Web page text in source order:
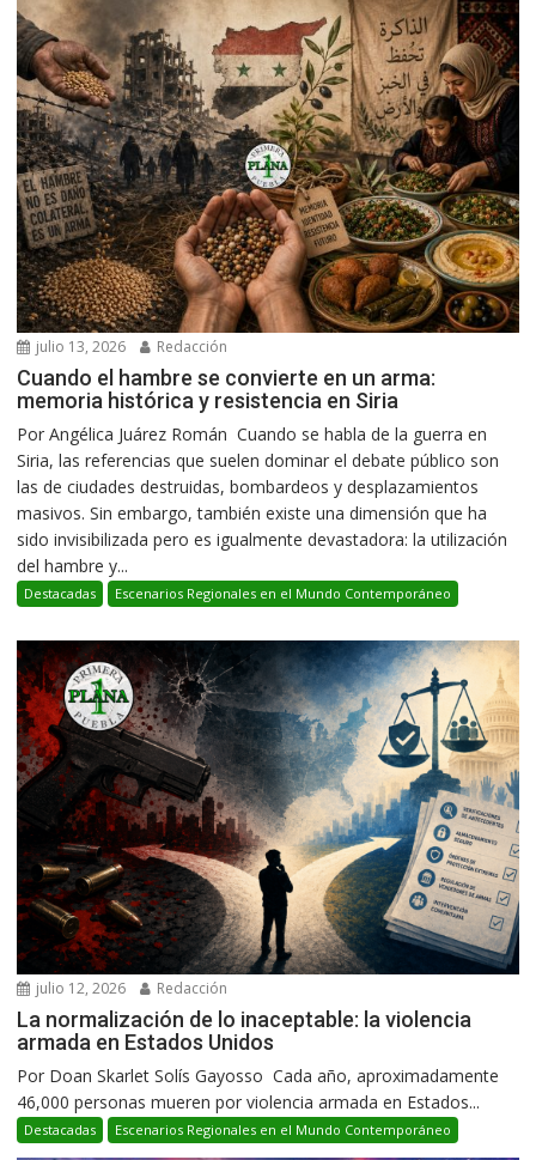
julio 13, 2026 Redacción
Cuando el hambre se convierte en un arma:
memoria histórica y resistencia en Siria
Por Angélica Juárez Román Cuando se habla de la guerra en
Siria, las referencias que suelen dominar el debate público son
las de ciudades destruidas, bombardeos y desplazamientos
masivos. Sin embargo, también existe una dimensión que ha
sido invisibilizada pero es igualmente devastadora: la utilización
del hambre y...
Destacadas Escenarios Regionales en el Mundo Contemporáneo
julio 12, 2026 Redacción
La normalización de lo inaceptable: la violencia
armada en Estados Unidos
Por Doan Skarlet Solís Gayosso Cada año, aproximadamente
46,000 personas mueren por violencia armada en Estados...
Destacadas Escenarios Regionales en el Mundo Contemporáneo